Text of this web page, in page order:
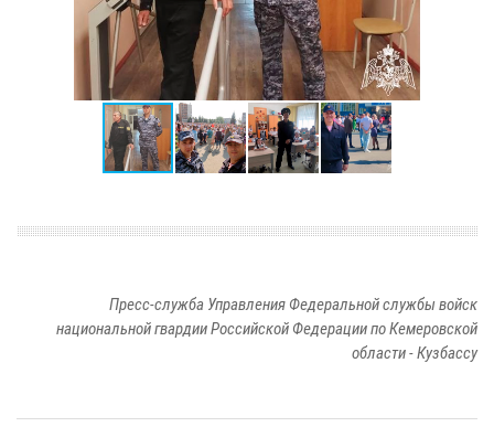
Пресс-служба Управления Федеральной службы войск
национальной гвардии Российской Федерации по Кемеровской
области - Кузбассу